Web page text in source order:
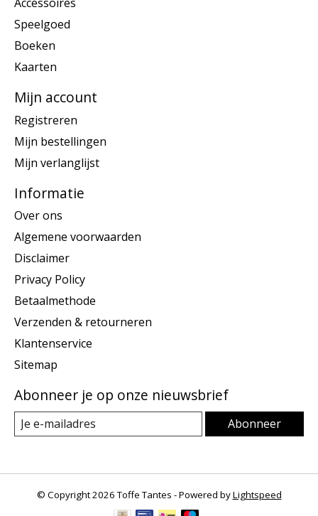
Speelgoed
Boeken
Kaarten
Mijn account
Registreren
Mijn bestellingen
Mijn verlanglijst
Informatie
Over ons
Algemene voorwaarden
Disclaimer
Privacy Policy
Betaalmethode
Verzenden & retourneren
Klantenservice
Sitemap
Abonneer je op onze nieuwsbrief
Abonneer
© Copyright 2026 Toffe Tantes - Powered byLightspeed